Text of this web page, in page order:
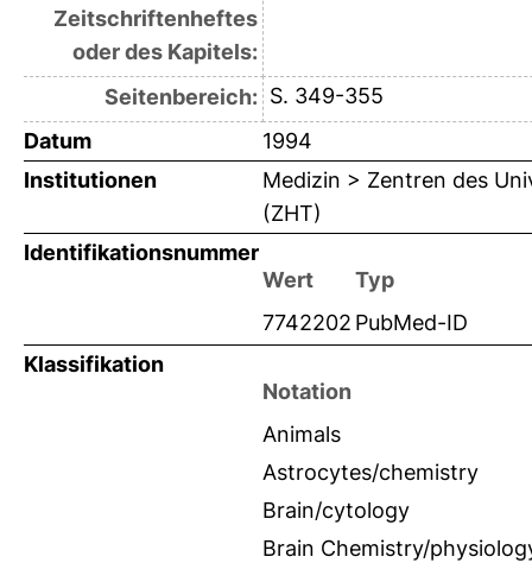
Zeitschriftenheftes
oder des Kapitels:
Seitenbereich: S. 349-355
Datum
1994
Institutionen
Medizin > Zentren des
(ZHT)
Identifikationsnummer
Wert
Typ
7742202 PubMed-ID
Klassifikation
Notation
Animals
Astrocytes/chemistry
Brain/cytology
Brain Chemistry/